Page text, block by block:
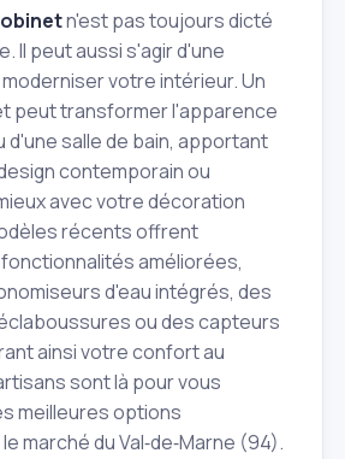
n'est pas toujours dicté
Il peut aussi s'agir d'une
votre intérieur. Un
peut transformer l'apparence
d'une salle de bain, apportant
contemporain ou
avec votre décoration
récents offrent
améliorées,
d'eau intégrés, des
ou des capteurs
ainsi votre confort au
sont là pour vous
meilleures options
marché du Val‑de‑Marne (94).